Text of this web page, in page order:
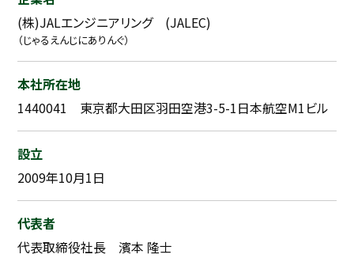
(株)JALエンジニアリング (JALEC)
（じゃるえんじにありんぐ）
本社所在地
1440041 東京都大田区羽田空港3-5-1日本航空M1ビル
設立
2009年10月1日
代表者
代表取締役社長 濱本 隆士